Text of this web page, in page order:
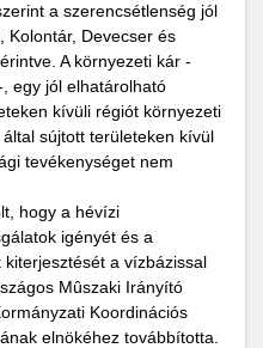
a szerencsétlenség jól
Kolontár, Devecser és
A környezeti kár -
egy jól elhatárolható
kívüli régiót környezeti
sújtott területeken kívül
tevékenységet nem
hogy a hévízi
igényét és a
a vízbázissal
Mûszaki Irányító
Koordinációs
elnökéhez továbbította.